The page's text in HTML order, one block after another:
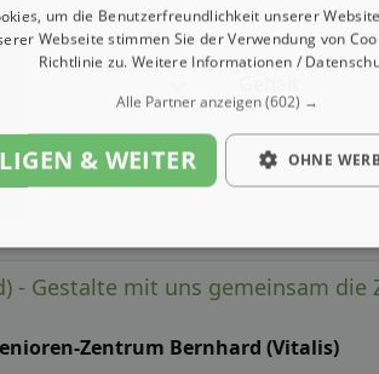
- Gestalte mit uns gemeinsam die
Zentrum Bernhard (Vitalis)
um die Benutzerfreundlichkeit unserer
Webseite stimmen Sie der Verwendung von
Richtlinie zu. Weitere Informationen /
Alle Partner anzeigen(602) →
& WEITER OHNE